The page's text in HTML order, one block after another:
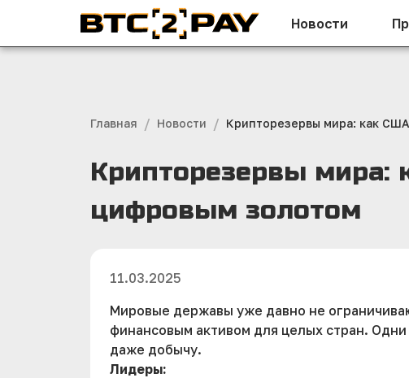
Новости
Главная / Новости / Крипторезервы мира: как
Крипторезервы мира:
цифровым золотом
11.03.2025
Мировые державы уже давно не
финансовым активом для целых стран. Одни
даже добычу.
Лидеры: